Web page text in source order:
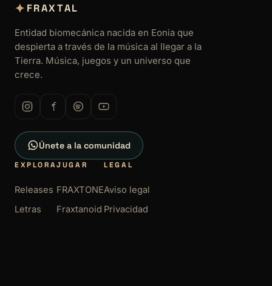
✦ FRAXTAL
Entidad biomecánica nacida en Eonia que
despierta a través de la música al llegar a la
Tierra. Música, juegos y un universo que
crece.
Únete a la comunidad
EXPLORA
Releases
Letras
JUGAR
FRAXTONE
Fraxtanoid
LEGAL
Aviso legal
Privacidad